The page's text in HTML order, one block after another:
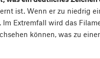
ist. Wenn er zu niedrig
Extremfall wird das
können, was zu